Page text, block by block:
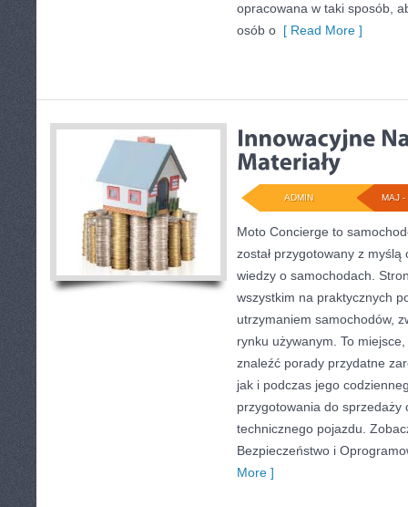
opracowana w taki sposób,
osób o [ Read More ]
MAJ -
ADMIN
Moto Concierge to
został przygotowany z
wiedzy o samochodach.
wszystkim na praktycznych
utrzymaniem samochodów,
rynku używanym. To
znaleźć porady przydatne
jak i podczas jego
przygotowania do sprzedaży
technicznego pojazdu.
Bezpieczeństwo i
More ]